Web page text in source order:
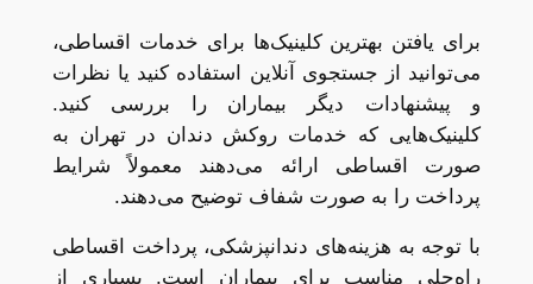
برای یافتن بهترین کلینیک‌ها برای خدمات اقساطی،
می‌توانید از جستجوی آنلاین استفاده کنید یا نظرات
و پیشنهادات دیگر بیماران را بررسی کنید.
کلینیک‌هایی که خدمات روکش دندان در تهران به
صورت اقساطی ارائه می‌دهند معمولاً شرایط
پرداخت را به صورت شفاف توضیح می‌دهند.
با توجه به هزینه‌های دندانپزشکی، پرداخت اقساطی
راه‌حلی مناسب برای بیماران است. بسیاری از